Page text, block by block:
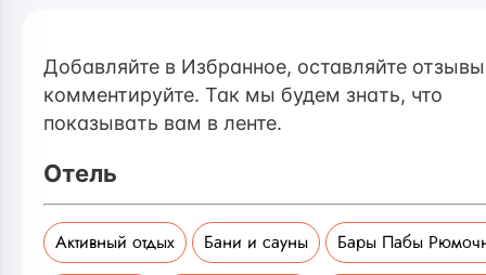
Добавляйте в Избранное, оставляйте
комментируйте. Так мы будем знать, что
показывать вам в ленте.
Отель
Активный отдых Бани и сауны Бары Пабы